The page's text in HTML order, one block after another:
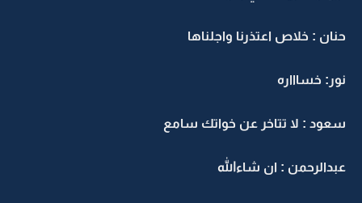
حنان : خلاص اعتذرنا واجلناها
نور: خساااره
سعود : لا تتاخر عن خواتك سامع
عبدالرحمن : ان شاءالله